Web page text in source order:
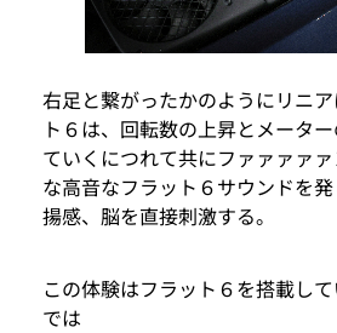
右足と繋がったかのようにリニ
ト６は、回転数の上昇とメータ
ていくにつれて共にファァァァ
な高音なフラット６サウンドを
揚感、脳を直接刺激する。
この体験はフラット６を搭載して
では